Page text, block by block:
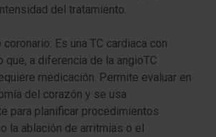
del tratamiento.
coronario: Es una TC cardiaca con
que, a diferencia de la angioTC
medicación. Permite evaluar en
del corazón y se usa
para planificar procedimientos
la ablación de arritmias o el